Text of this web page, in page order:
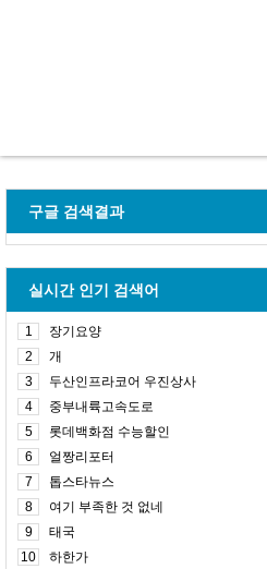
구글 검색결과
실시간 인기 검색어
1
장기요양
2
개
3
두산인프라코어 우진상사
4
중부내륙고속도로
5
롯데백화점 수능할인
6
얼짱리포터
7
톱스타뉴스
8
여기 부족한 것 없네
9
태국
10
하한가